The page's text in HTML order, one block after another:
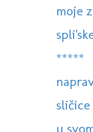
moje
*****
sličice
u